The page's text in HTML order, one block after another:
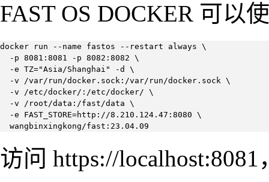
FAST OS DOCKER 可以
docker run --name fastos --restart always \
  -p 8081:8081 -p 8082:8082 \
  -e TZ="Asia/Shanghai" -d \
  -v /var/run/docker.sock:/var/run/docker.sock \
  -v /etc/docker/:/etc/docker/ \
  -v /root/data:/fast/data \
  -e FAST_STORE=http://8.210.124.47:8080 \
  wangbinxingkong/fast:23.04.09
访问 https://